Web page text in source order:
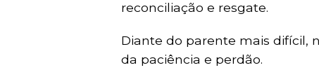
reconciliação e resgate.
Diante do parente mais difícil,
da paciência e perdão.